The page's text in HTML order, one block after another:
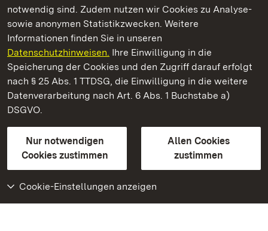
notwendig sind. Zudem nutzen wir Cookies zu Analyse-
sowie anonymen Statistikzwecken. Weitere
Informationen finden Sie in unseren
Datenschutzhinweisen. Ihre Einwilligung in die
Speicherung der Cookies und den Zugriff darauf erfolgt
nach § 25 Abs. 1 TTDSG, die Einwilligung in die weitere
Datenverarbeitung nach Art. 6 Abs. 1 Buchstabe a)
DSGVO.
Nur notwendigen
Cookies zustimmen
Allen Cookies
zustimmen
Cookie-Einstellungen anzeigen
Barockschloss Mannheim
Staatliche Schlösser und Gärten Baden-Württemberg
Kontakt
GebärdenspracheLeichte Sprache
Erklärung zur Barrierefreiheit
BITV-konform (geprüfte Seiten)
Weiteres